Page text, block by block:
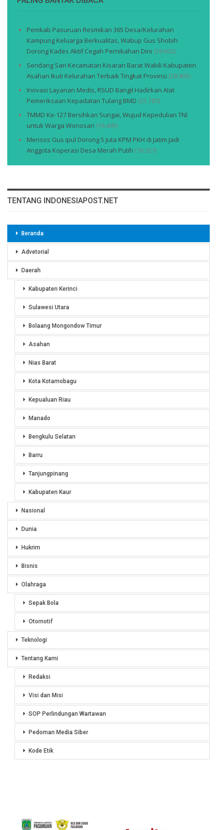
Pemkab Pasuruan Resmikan 365 Desa/Kelurahan
Kampung Keluarga Berkualitas, Wabup Gus Shobih
Dorong Kades Aktif Cegah Pernikahan Dini (29.602)
Sendang Sari Kecamatan Kisaran Barat Wakili Kabupaten
Asahan Ikuti Kelurahan Terbaik Tingkat Provinsi (28.805)
Inovasi Layanan Medis, RSUD Bangil Hadirkan Alat
Pemeriksaan Kepadatan Tulang BMD (25.187)
TMMD Ke-127 Bersihkan Sungai, Wujud Kepedulian TNI
untuk Warga Wonosari (16.495)
Mensos Gus ipul Dorong 5 Juta KPM PKH di Jatim Jadi
Anggota Koperasi Desa Merah Putih (16.357)
TENTANG INDONESIAPOST.NET
Beranda
Advetorial
Daerah
Kabupaten Kerinci
Sulawesi Utara
Bolaang Mongondow Timur
Asahan
Nias Barat
Kota Kotamobagu
Kepualuan Riau
Manado
Bengkulu Selatan
Barru
Tanjungpinang
Kabupaten Kaur
Nasional
Dunia
Hukrim
Bisnis
Olahraga
Sepak Bola
Otomotif
Teknologi
Tentang Kami
Redaksi
Visi dan Misi
SOP Perlindungan Wartawan
Pedoman Media Siber
Kode Etik